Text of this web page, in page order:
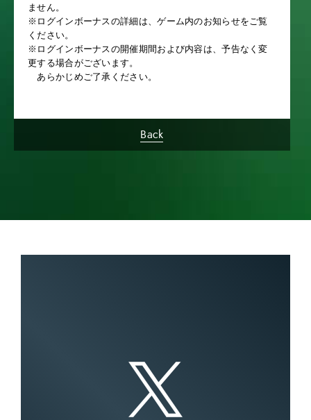
ません。
※ログインボーナスの詳細は、ゲーム内のお知らせをご覧
ください。
※ログインボーナスの開催期間および内容は、予告なく変
更する場合がございます。
あらかじめご了承ください。
Back